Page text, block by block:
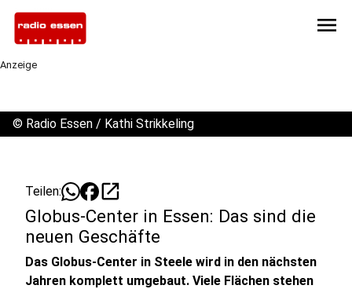
menu
Anzeige
© Radio Essen / Kathi Strikkeling
Teilen: open_in_new
Globus-Center in Essen: Das sind die
neuen Geschäfte
Das Globus-Center in Steele wird in den nächsten
Jahren komplett umgebaut. Viele Flächen stehen